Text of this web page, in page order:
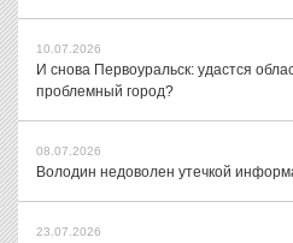
10.07.2026
И снова Первоуральск: удастся
проблемный город?
08.07.2026
Володин недоволен утечкой
23.07.2026